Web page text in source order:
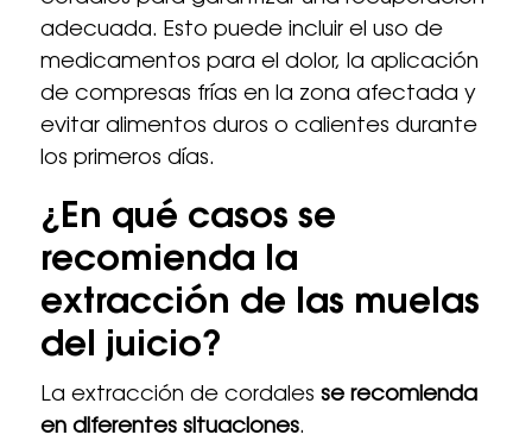
adecuada. Esto puede incluir el uso de
medicamentos para el dolor, la aplicación
de compresas frías en la zona afectada y
evitar alimentos duros o calientes durante
los primeros días.
¿En qué casos se
recomienda la
extracción de las muelas
del juicio?
La extracción de cordales se recomienda
en diferentes situaciones.